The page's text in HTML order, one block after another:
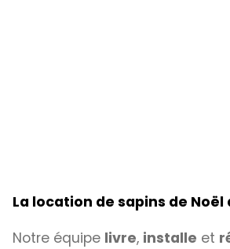
La location de sapins de
Notre équipe livre, installe et